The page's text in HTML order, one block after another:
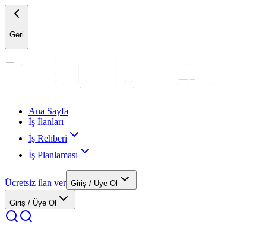
Geri
Ana Sayfa
İş İlanları
İş Rehberi
İş Planlaması
Ücretsiz ilan ver Giriş / Üye Ol
Giriş / Üye Ol